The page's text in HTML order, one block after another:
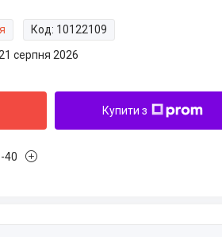
Код: 10122109
серпня 2026
Купити з
40